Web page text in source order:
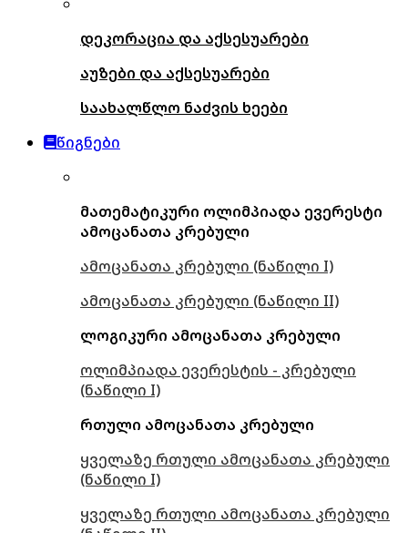
დეკორაცია და აქსესუარები
აუზები და აქსესუარები
საახალწლო ნაძვის ხეები
წიგნები
მათემატიკური ოლიმპიადა ევერესტი
ამოცანათა კრებული
ამოცანათა კრებული (ნაწილი I)
ამოცანათა კრებული (ნაწილი II)
ლოგიკური ამოცანათა კრებული
ოლიმპიადა ევერესტის - კრებული
(ნაწილი I)
რთული ამოცანათა კრებული
ყველაზე რთული ამოცანათა კრებული
(ნაწილი I)
ყველაზე რთული ამოცანათა კრებული